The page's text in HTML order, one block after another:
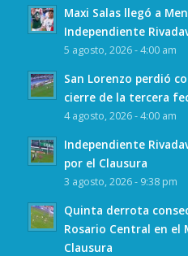
Maxi Salas llegó a
Independiente
5 agosto, 2026 - 4:00 am
San Lorenzo perdió
cierre de la tercera
4 agosto, 2026 - 4:00 am
Independiente
por el Clausura
3 agosto, 2026 - 9:38 pm
Quinta derrota
Rosario Central en el
Clausura